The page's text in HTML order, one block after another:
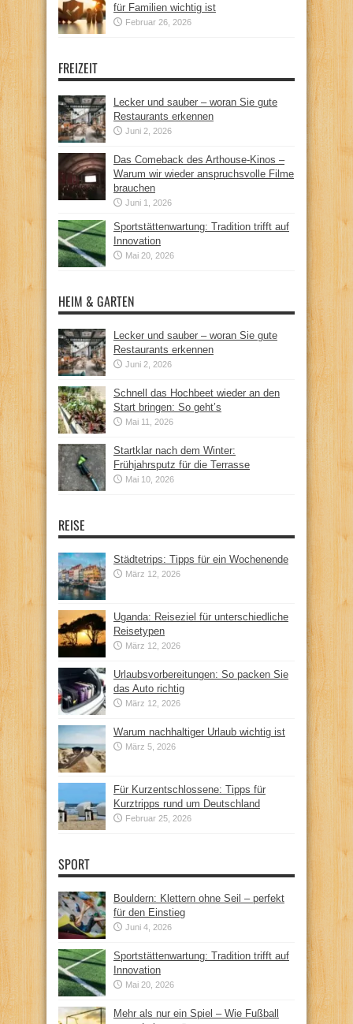
für Familien wichtig ist
Februar 26, 2026
FREIZEIT
Lecker und sauber – woran Sie gute
Restaurants erkennen
Juni 2, 2026
Das Comeback des Arthouse-Kinos –
Warum wir wieder anspruchsvolle Filme
brauchen
Juni 1, 2026
Sportstättenwartung: Tradition trifft auf
Innovation
Mai 20, 2026
HEIM & GARTEN
Lecker und sauber – woran Sie gute
Restaurants erkennen
Juni 2, 2026
Schnell das Hochbeet wieder an den
Start bringen: So geht’s
Mai 11, 2026
Startklar nach dem Winter:
Frühjahrsputz für die Terrasse
Mai 10, 2026
REISE
Städtetrips: Tipps für ein Wochenende
März 12, 2026
Uganda: Reiseziel für unterschiedliche
Reisetypen
März 12, 2026
Urlaubsvorbereitungen: So packen Sie
das Auto richtig
März 12, 2026
Warum nachhaltiger Urlaub wichtig ist
März 5, 2026
Für Kurzentschlossene: Tipps für
Kurztripps rund um Deutschland
Februar 25, 2026
SPORT
Bouldern: Klettern ohne Seil – perfekt
für den Einstieg
Juni 4, 2026
Sportstättenwartung: Tradition trifft auf
Innovation
Mai 20, 2026
Mehr als nur ein Spiel – Wie Fußball